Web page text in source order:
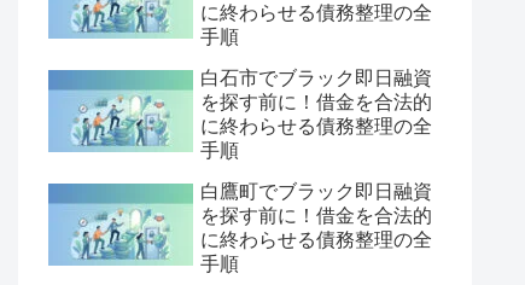
に終わらせる債務整理の全
手順
白石市でブラック即日融資
を探す前に！借金を合法的
に終わらせる債務整理の全
手順
白鷹町でブラック即日融資
を探す前に！借金を合法的
に終わらせる債務整理の全
手順